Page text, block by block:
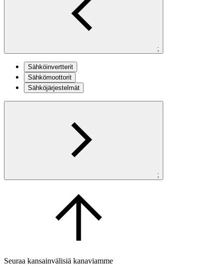
;
Sähköinvertterit
Sähkömoottorit
Sähköjärjestelmät
;
Seuraa kansainvälisiä kanaviamme